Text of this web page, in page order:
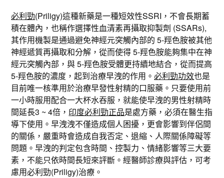
必利勁(Priligy)這種新藥是一種短效性SSRI，不會長期蓄
積在體內，也稱作選擇性血清素再攝取抑製劑 (SSARs),
其作用機製是通過避免神經元突觸內部的 5-羥色胺被其他
神經遞質再攝取和分解，從而使得 5-羥色胺能夠集中在神
經元突觸內部，與 5-羥色胺受體更持續地結合，從而提高
5-羥色胺的濃度，起到治療早洩的作用。必利勁功效也是
目前唯一核準用於治療早發性射精的口服藥。只要使用前
一小時服用配合一大杯水吞服，就能使早洩的男性射精時
間延長3 ~ 4倍， 印度必利勁正品是處方藥，必須在醫生指
導下使用。早洩洩不僅造成個人困擾，更會影響到伴侶間
的關係，嚴重時會造成自我否定、退縮、人際關係障礙等
問題。早洩的判定包含時間、控製力、情緒影響等三大要
素，不能只依時間長短來評斷。經醫師診療與評估，可考
慮用必利勁(Priligy)治療。